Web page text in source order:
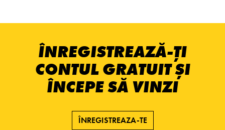
ÎNREGISTREAZĂ-ȚI
CONTUL GRATUIT ȘI
ÎNCEPE SĂ VINZI
ÎNREGISTREAZA-TE